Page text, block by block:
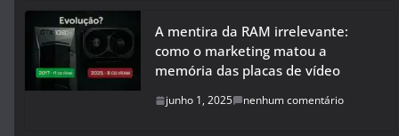
A mentira da RAM irrelevante:
como o marketing matou a
memória das placas de vídeo
junho 1, 2025 nenhum comentário